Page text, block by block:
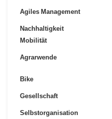
Agiles Management
Nachhaltigkeit
Mobilität
Agrarwende
Bike
Gesellschaft
Selbstorganisation